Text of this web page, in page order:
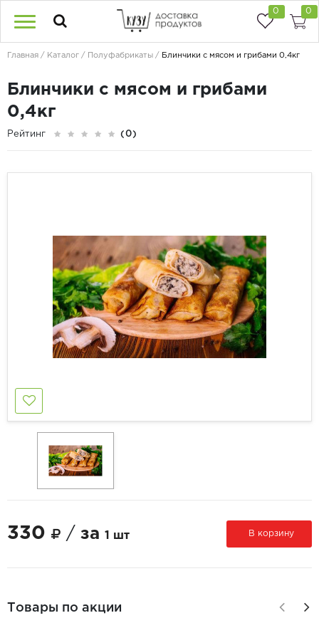
0 0
Главная Каталог Полуфабрикаты Блинчики с мясом и грибами 0,4кг
Блинчики с мясом и грибами
0,4кг
Рейтинг (0)
330 / за 1 шт В корзину
Товары по акции